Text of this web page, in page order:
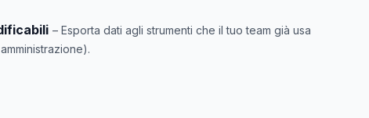
– Esporta dati agli strumenti che il tuo team già usa